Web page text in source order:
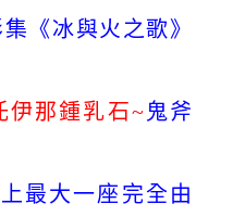
《冰與火之歌》
伊那鍾乳石~ 鬼斧
最大一座完全由